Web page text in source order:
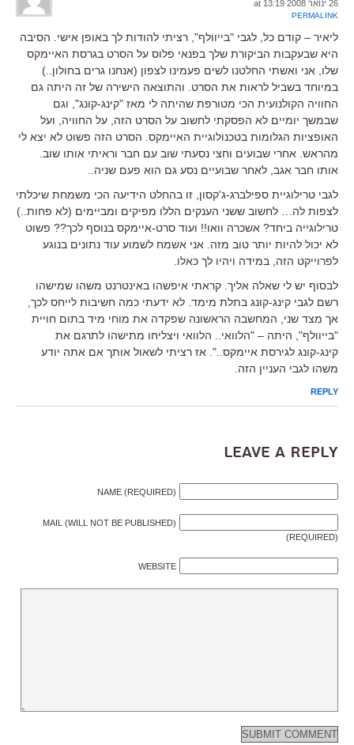
26 ינואר 2008 at 13:19
PERMALINK
ליאיר – קודם כל, לגבי "בייוולף", רציתי להודות לך באופן אישי. הסיבה
היא שבעקבות הביקורת שלך בפנאי פלוס על הסרט בגרסת האיימקס
שלו, אני ואשתי החלטנו לשים פעמינו לצפון (אנחנו גרים בחולון..)
במיוחד בשביל לראות את הסרט. והתוצאה הישירה של זה היתה גם
החוויה הקולנועית הכי מטורפת שהיתה לי מאז "קינג-קונג", וגם
שבמשך יומיים לא הפסקתי לחשוב על הסרט הזה, על החוויה, ועל
האופציות הגלומות בטכנולוגיית האיימקס. הסרט הזה פשוט לא יצא לי
מהראש. אחרי שבועים וחצי נסעתי שוב עם חבר וראיתי אותו שוב.
אותו חבר אגב, לאחר שבועיים נסע גם הוא פעם שניה..
לגבי טרילוגיית ספילברג-ג'קסון, זו בהחלט הידיעה הכי משמחת שיכלתי
לצפות לה… לחשוב ששני הענקים הללו מפיקים ומביימים (לא פחות..)
טרילוגייה ביחד? אשכרה וואו!! ועוד סרט-איימקס בנוסף לכך?? פשוט
לא יכול להיות יותר טוב מזה. אני אשמח לשמוע עוד נתונים בנוגע
לפרוייקט הזה, במידה ויהיו לך כאלו.
לבסוף יש לי שאלה אליך. קראתי איפשהו באינטרנט משהו שמישהו
רשם לגבי קינג-קונג בתלת מימד. לא ידעתי כמה חשיבות לייחס לכך,
אך מצד שני, המחשבה הראשונה שפקדה את מוחי מיד בתום חויית
"בייוולף", היתה – "הלוואי.. הלוואי ויצליחו מתישהו לתרגם את
קינג-קונג לגירסת איימקס..". אז רציתי לשאול אותך אם אתה יודע
משהו לגבי העניין הזה.
REPLY
Leave a Reply
NAME (REQUIRED)
MAIL (WILL NOT BE PUBLISHED)
(REQUIRED)
WEBSITE